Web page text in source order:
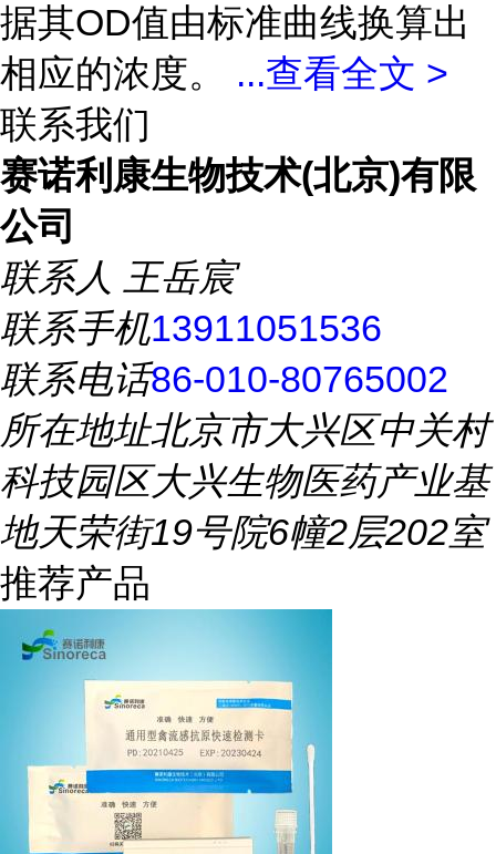
据其OD值由标准曲线换算出
相应的浓度。 ...查看全文 >
联系我们
赛诺利康生物技术(北京)有限
公司
联系人 王岳宸
联系手机13911051536
联系电话86-010-80765002
所在地址北京市大兴区中关村
科技园区大兴生物医药产业基
地天荣街19号院6幢2层202室
推荐产品